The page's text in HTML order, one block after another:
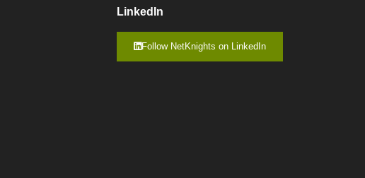
LinkedIn
Follow NetKnights on LinkedIn